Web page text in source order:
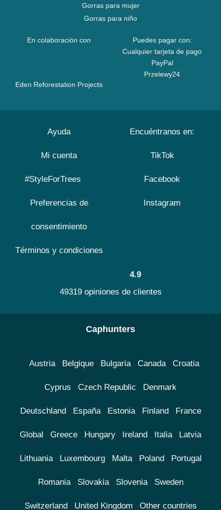
Gorras para mujer
Gorras para niño
En colaboración con
Eden Reforestation Projects
Puedes pagar con:
Cualquier tarjeta de pago
PayPal
Przelewy24
Ayuda
Mi cuenta
#StyleForTrees
Preferencias de
consentimiento
Términos y condiciones
Encuéntranos en:
TikTok
Facebook
Instagram
4.9
49319 opiniones de clientes
Caphunters
Austria Belgique Bulgaria Canada Croatia
Cyprus Czech Republic Denmark
Deutschland España Estonia Finland France
Global Greece Hungary Ireland Italia Latvia
Lithuania Luxembourg Malta Poland Portugal
Romania Slovakia Slovenia Sweden
Switzerland United Kingdom Other countries